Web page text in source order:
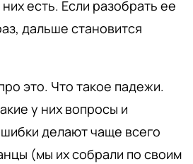
есть. Если разобрать ее
дальше становится
это. Что такое падежи.
у них вопросы и
делают чаще всего
(мы их собрали по своим